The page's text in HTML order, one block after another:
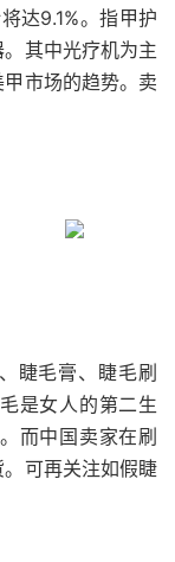
达9.1%。指甲护
其中光疗机为主
市场的趋势。卖
睫毛膏、睫毛刷
是女人的第二生
而中国卖家在刷
可再关注如假睫